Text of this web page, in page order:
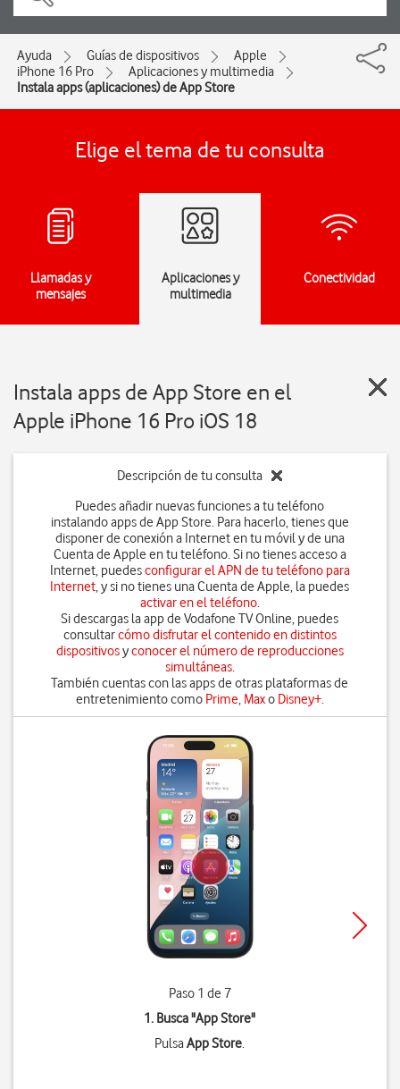
Ayuda Guías de dispositivos
Apple
iPhone 16 Pro
Aplicaciones y multimedia
Instala apps (aplicaciones) de App Store
Elige el tema de tu consulta
Llamadas y
mensajes
Aplicaciones y
multimedia
Conectividad
Instala apps de App Store en el
Apple iPhone 16 Pro iOS 18
Descripción de tu consulta
Puedes añadir nuevas funciones a tu teléfono
instalando apps de App Store. Para hacerlo, tienes que
disponer de conexión a Internet en tu móvil y de una
Cuenta de Apple en tu teléfono. Si no tienes acceso a
Internet, puedesconfigurar el APN de tu teléfono para
Internet, y si no tienes una Cuenta de Apple, la puedes
activar en el teléfono.
Si descargas la app de Vodafone TV Online, puedes
consultarcómo disfrutar el contenido en distintos
dispositivosyconocer el número de reproducciones
simultáneas.
También cuentas con las apps de otras plataformas de
entretenimiento como Prime, Maxo Disney+.
Paso 1 de 7
1. Busca "App Store"
PulsaApp Store.